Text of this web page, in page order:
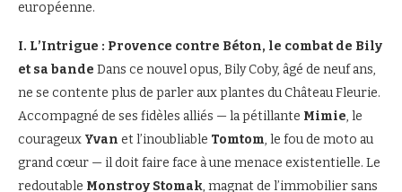
européenne.
I. L’Intrigue : Provence contre Béton, le combat de Bily
et sa bande Dans ce nouvel opus, Bily Coby, âgé de neuf ans,
ne se contente plus de parler aux plantes du Château Fleurie.
Accompagné de ses fidèles alliés — la pétillante Mimie, le
courageux Yvan et l’inoubliable Tomtom, le fou de moto au
grand cœur — il doit faire face à une menace existentielle. Le
redoutable Monstroy Stomak, magnat de l’immobilier sans